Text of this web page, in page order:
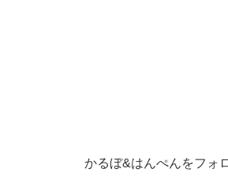
かるぼ&はんぺんをフォ